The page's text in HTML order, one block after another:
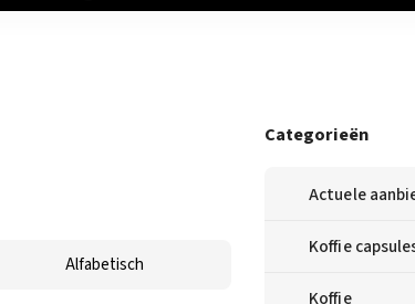
Categorieën
Actuele
Koffie
Koffie
Alfabetisch